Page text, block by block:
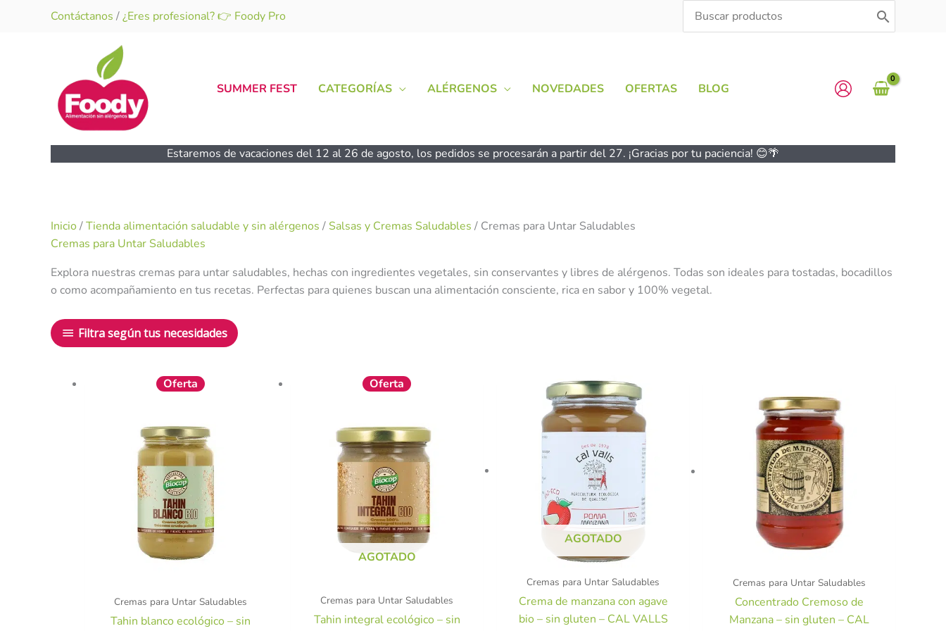
Contáctanos /¿Eres profesional? 👉 Foody Pro
Search
for:
SUMMER FEST CATEGORÍAS ALÉRGENOS NOVEDADES OFERTAS BLOG
Estaremos de vacaciones del 12 al 26 de agosto, los pedidos se procesarán a partir del 27. ¡Gracias por tu paciencia! 😊🌴
Inicio/Tienda alimentación saludable y sin alérgenos / Salsas y Cremas Saludables / Cremas para Untar Saludables
Cremas para Untar Saludables
Explora nuestras cremas para untar saludables, hechas con ingredientes vegetales, sin conservantes y libres de alérgenos. Todas son ideales para tostadas, bocadillos
o como acompañamiento en tus recetas. Perfectas para quienes buscan una alimentación consciente, rica en sabor y 100% vegetal.
Filtra según tus necesidades
Oferta
Cremas para Untar Saludables
Tahin blanco ecológico – sin
El
precio
4,65 €.
Oferta
AGOTADO
Cremas para Untar Saludables
Tahin integral ecológico – sin
El
precio
2,50 €.2,25 €.
AGOTADO
Cremas para Untar Saludables
Crema de manzana con agave
bio – sin gluten – CAL VALLS
Cremas para Untar Saludables
Concentrado Cremoso de
Manzana – sin gluten – CAL